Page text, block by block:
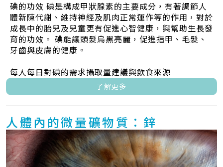
碘的功效 碘是構成甲狀腺素的主要成分，有著調節人
體新陳代謝、維持神經及肌肉正常運作等的作用，對於
成長中的胎兒及兒童更有促進心智健康，與幫助生長發
育的功效。 碘能讓頭髮烏黑亮麗，促進指甲、毛髮、
牙齒與皮膚的健康。
每人每日對碘的需求攝取量建議與飲食來源
了解更多
人體內的微量礦物質：鋅